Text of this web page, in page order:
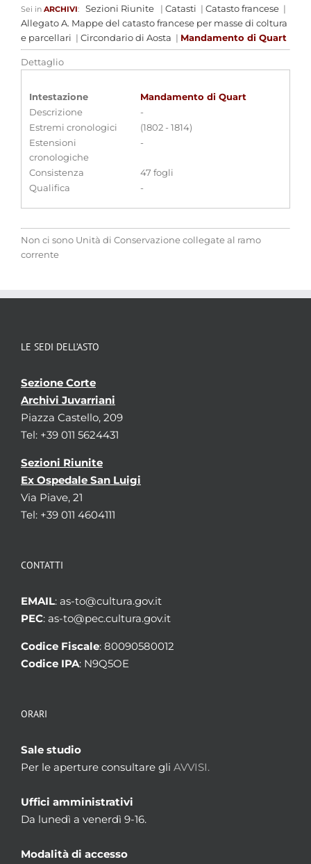
Sei in ARCHIVI: Sezioni Riunite | Catasti | Catasto francese |
Allegato A. Mappe del catasto francese per masse di coltura
e parcellari | Circondario di Aosta | Mandamento di Quart
Dettaglio
Intestazione
Mandamento di Quart
Descrizione
-
Estremi cronologici
(1802 - 1814)
Estensioni
cronologiche
-
Consistenza
47 fogli
Qualifica
-
Non ci sono Unità di Conservazione collegate al ramo
corrente
LE SEDI DELL’ASTO
Sezione Corte
Archivi Juvarriani
Piazza Castello, 209
Tel: +39 011 5624431
Sezioni Riunite
Ex Ospedale San Luigi
Via Piave, 21
Tel: +39 011 4604111
CONTATTI
EMAIL: as-to@cultura.gov.it
PEC: as-to@pec.cultura.gov.it
Codice Fiscale: 80090580012
Codice IPA: N9Q5OE
ORARI
Sale studio
Per le aperture consultare gli AVVISI.
Uffici amministrativi
Da lunedì a venerdì 9-16.
Modalità di accesso